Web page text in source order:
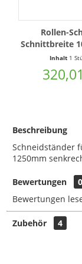
Rollen-
Schnittbreite
Inhalt 1
Beschreibung
Schneidständer
1250mm
Bewertungen
0
Bewertungen
Zubehör 4